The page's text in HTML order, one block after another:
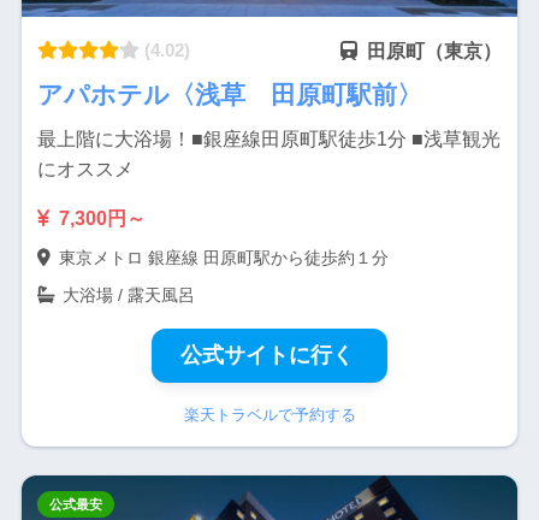
(4.02) 田原町（東京）
アパホテル〈浅草 田原町駅前〉
最上階に大浴場！■銀座線田原町駅徒歩1分 ■浅草観光
にオススメ
7,300円～
東京メトロ 銀座線 田原町駅から徒歩約１分
大浴場 / 露天風呂
公式サイトに行く
楽天トラベルで予約する
公式最安